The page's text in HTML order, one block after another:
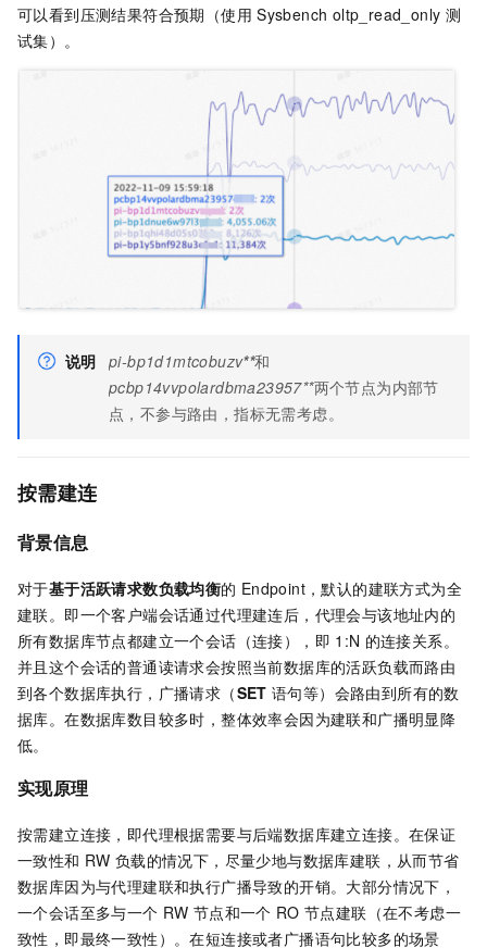
可以看到压测结果符合预期（使用 Sysbench oltp_read_only 测
试集）。
说明 pi-bp1d1mtcobuzv**和
pcbp14vvpolardbma23957**两个节点为内部节
点，不参与路由，指标无需考虑。
按需建连
背景信息
对于基于活跃请求数负载均衡的 Endpoint，默认的建联方式为全
建联。即一个客户端会话通过代理建连后，代理会与该地址内的
所有数据库节点都建立一个会话（连接），即 1:N 的连接关系。
并且这个会话的普通读请求会按照当前数据库的活跃负载而路由
到各个数据库执行，广播请求（SET 语句等）会路由到所有的数
据库。在数据库数目较多时，整体效率会因为建联和广播明显降
低。
实现原理
按需建立连接，即代理根据需要与后端数据库建立连接。在保证
一致性和 RW 负载的情况下，尽量少地与数据库建联，从而节省
数据库因为与代理建联和执行广播导致的开销。大部分情况下，
一个会话至多与一个 RW 节点和一个 RO 节点建联（在不考虑一
致性，即最终一致性）。在短连接或者广播语句比较多的场景